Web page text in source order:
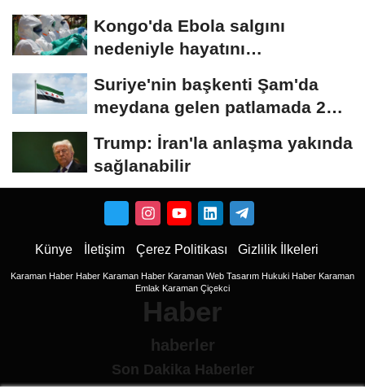
Kongo'da Ebola salgını
nedeniyle hayatını
Suriye'nin başkenti Şam'da
meydana gelen patlamada 2
kişi hayatını...
Trump: İran'la anlaşma yakında
sağlanabilir
Künye İletişim Çerez Politikası Gizlilik İlkeleri
Karaman Haber Haber Karaman Haber Karaman Web Tasarım Hukuki Haber Karaman
Emlak Karaman Çiçekci
Haber
haberler
Son Dakika Haberler